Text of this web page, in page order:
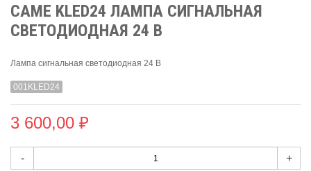
CAME KLED24 ЛАМПА СИГНАЛЬНАЯ
СВЕТОДИОДНАЯ 24 В
Лампа сигнальная светодиодная 24 В
001KLED24
3 600,00 ₽
- +